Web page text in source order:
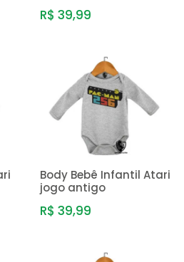
R$ 39,99
Body Bebê Infantil Atari
jogo antigo
R$ 39,99